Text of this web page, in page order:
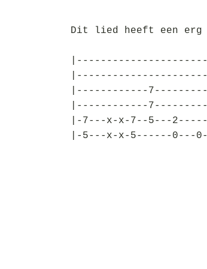
Dit lied heeft een
|------------
|------------
|-7---x-x-7--5---
|-5---x-x-5------0---